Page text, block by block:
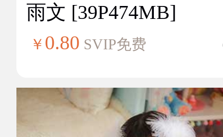
雨文 [39P474MB]
￥ 0.80 SVIP免费